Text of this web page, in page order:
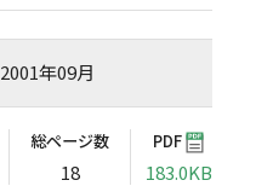
2001年09月
総ページ数
18
PDF
183.0KB